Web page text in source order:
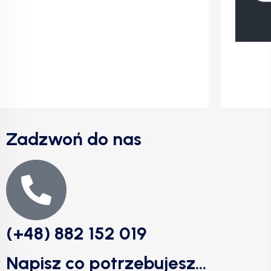
Zadzwoń do nas
(+48) 882 152 019
Napisz co potrzebujesz...